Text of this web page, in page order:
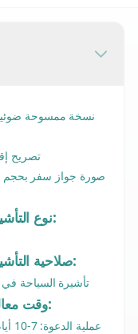
تصريح
صورة جواز سفر بحجم الجواز (1) (تتوفر خدمة
نوع التأشيرة لتأشيرة السياحة في كازاخستان:
صلاحية التأشيرة لتأشيرة السياحة في كازاخستان:
تأشيرة السياحة في
وقت معالجة تأشيرة السياحة في كازاخستان: